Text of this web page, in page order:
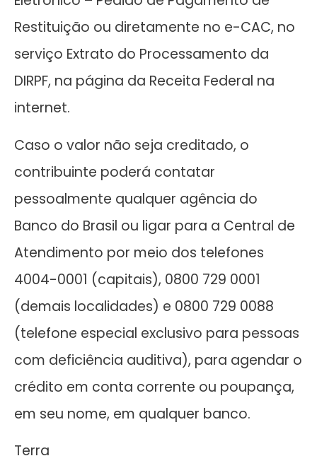
Restituição ou diretamente no e-CAC, no
serviço Extrato do Processamento da
DIRPF, na página da Receita Federal na
internet.
Caso o valor não seja creditado, o
contribuinte poderá contatar
pessoalmente qualquer agência do
Banco do Brasil ou ligar para a Central de
Atendimento por meio dos telefones
4004-0001 (capitais), 0800 729 0001
(demais localidades) e 0800 729 0088
(telefone especial exclusivo para pessoas
com deficiência auditiva), para agendar o
crédito em conta corrente ou poupança,
em seu nome, em qualquer banco.
Terra